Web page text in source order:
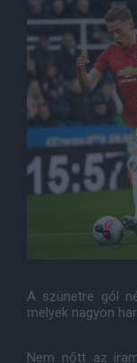
A szünetre gól
melyek nagyon
Nem nőtt az